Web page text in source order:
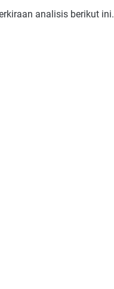
analisis berikut ini.